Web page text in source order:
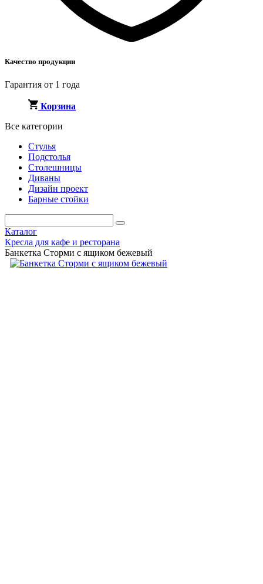
Качество продукции
Гарантия от 1 года
Корзина
Все категории
Стулья
Подстолья
Столешницы
Диваны
Дизайн проект
Барные стойки
Каталог
Кресла для кафе и ресторана
Банкетка Сторми с ящиком бежевый